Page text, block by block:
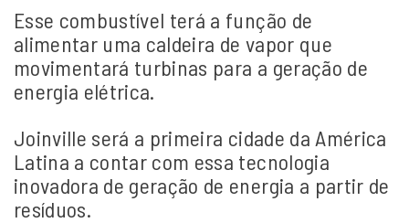
Esse combustível terá a função de
alimentar uma caldeira de vapor que
movimentará turbinas para a geração de
energia elétrica.
Joinville será a primeira cidade da América
Latina a contar com essa tecnologia
inovadora de geração de energia a partir de
resíduos.